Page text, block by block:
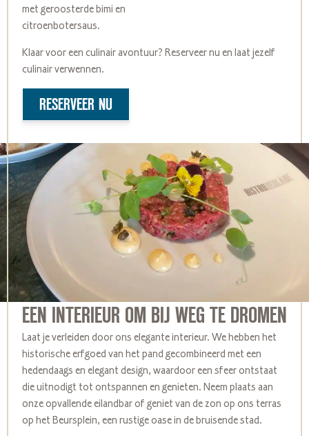
met geroosterde bimi en
citroenbotersaus.
Klaar voor een culinair avontuur? Reserveer nu en laat jezelf
culinair verwennen.
RESERVEER NU
EEN INTERIEUR OM BIJ WEG TE DROMEN
Laat je verleiden door ons elegante interieur. We hebben het
historische erfgoed van het pand gecombineerd met een
hedendaags en elegant design, waardoor een sfeer ontstaat
die uitnodigt tot ontspannen en genieten. Neem plaats aan
onze opvallende eilandbar of geniet van de zon op ons terras
op het Beursplein, een rustige oase in de bruisende stad.